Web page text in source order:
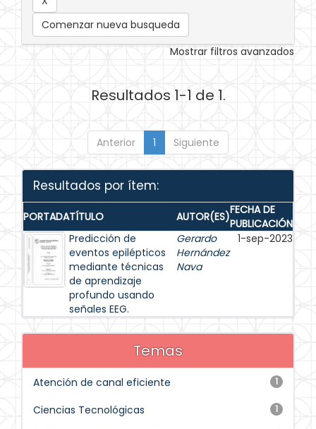
Comenzar nueva busqueda
Mostrar filtros avanzados
Resultados 1-1 de 1.
Anterior 1 Siguiente
Resultados por ítem:
PORTADATÍTULO AUTOR(ES)FECHA DE
PUBLICACIÓN
Predicción de
eventos epilépticos
mediante técnicas
de aprendizaje
profundo usando
señales EEG.
Gerardo
Hernández
Nava
1-sep-2023
Temas
1
Atención de canal eficiente
1
Ciencias Tecnológicas